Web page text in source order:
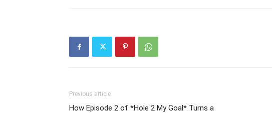
Previous article
How Episode 2 of *Hole 2 My Goal* Turns a